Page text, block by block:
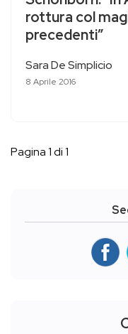
rottura col
precedenti”
Sara De Simplicio
8 Aprile 2016
Pagina 1 di 1